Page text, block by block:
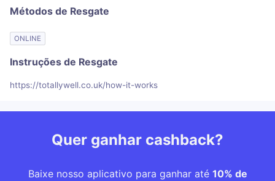
Métodos de Resgate
ONLINE
Instruções de Resgate
https://totallywell.co.uk/how-it-works
Quer ganhar cashback?
Baixe nosso aplicativo para ganhar até 10% de